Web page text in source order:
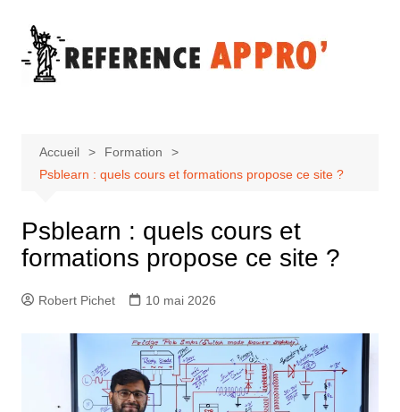
contenu
Accueil
Formation
Psblearn : quels cours et formations propose ce site ?
Psblearn : quels cours et
formations propose ce site ?
Robert Pichet 10 mai 2026